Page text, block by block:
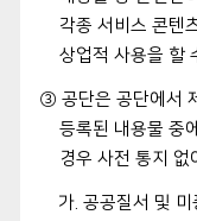
각종 서비스 콘텐
상업적 사용을 할
③ 공단은 공단에서
등록된 내용물 중
경우 사전 통지 없
가. 공공질서 및